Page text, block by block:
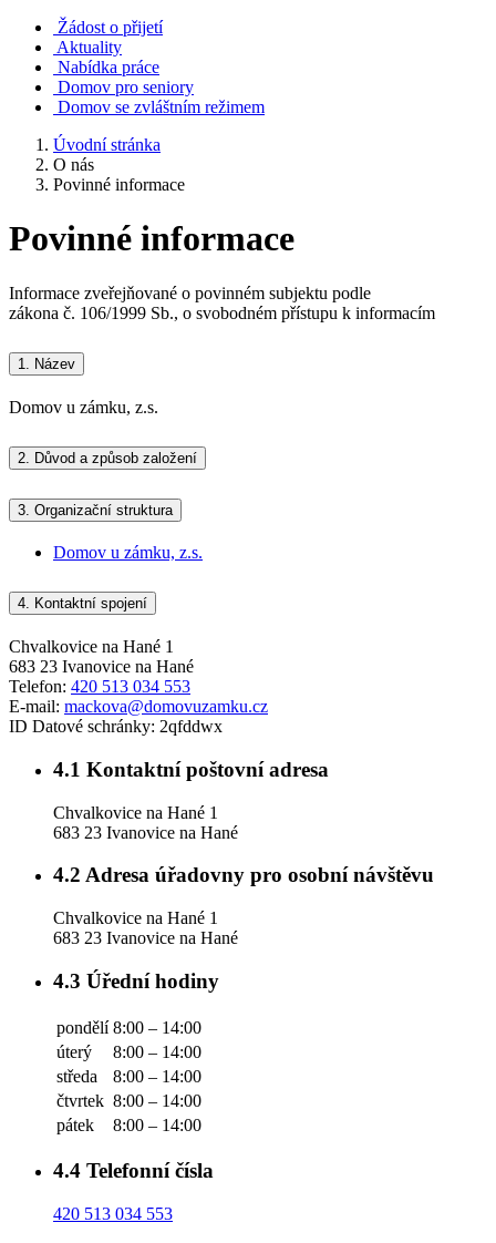
Žádost o přijetí
Aktuality
Nabídka práce
Domov pro seniory
Domov se zvláštním režimem
Úvodní stránka
O nás
Povinné informace
Povinné informace
Informace zveřejňované o povinném subjektu podle
zákona č. 106/1999 Sb., o svobodném přístupu k informacím
1. Název
Domov u zámku, z.s.
2. Důvod a způsob založení
3. Organizační struktura
Domov u zámku, z.s.
4. Kontaktní spojení
Chvalkovice na Hané 1
683 23 Ivanovice na Hané
Telefon: 420 513 034 553
E-mail: mackova@domovuzamku.cz
ID Datové schránky: 2qfddwx
4.1 Kontaktní poštovní adresa
Chvalkovice na Hané 1
683 23 Ivanovice na Hané
4.2 Adresa úřadovny pro osobní návštěvu
Chvalkovice na Hané 1
683 23 Ivanovice na Hané
4.3 Úřední hodiny
pondělí 8:00 – 14:00
úterý
8:00 – 14:00
středa
8:00 – 14:00
čtvrtek 8:00 – 14:00
pátek
8:00 – 14:00
4.4 Telefonní čísla
420 513 034 553